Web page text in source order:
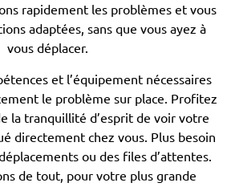
rapidement les problèmes et vous
adaptées, sans que vous ayez à
vous déplacer.
et l’équipement nécessaires
le problème sur place. Profitez
la tranquillité d’esprit de voir votre
directement chez vous. Plus besoin
ou des files d’attentes.
de tout, pour votre plus grande